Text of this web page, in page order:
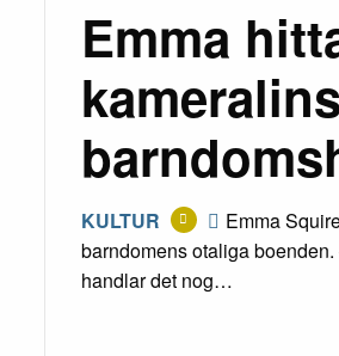
Emma
KULTUR
Emma
barndomens otaliga
handlar det nog…